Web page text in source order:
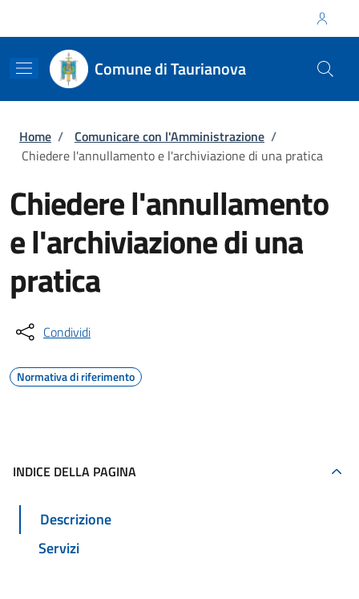
Comune di Taurianova
Briciole di pane
Home / Comunicare con l'Amministrazione /
Chiedere l'annullamento e l'archiviazione di una pratica
Chiedere l'annullamento
e l'archiviazione di una
pratica
Condividi
Normativa di riferimento
INDICE DELLA PAGINA
Descrizione
Servizi